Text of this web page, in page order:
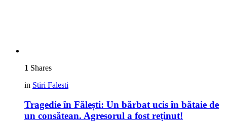
1 Shares
in Stiri Falesti
Tragedie în Fălești: Un bărbat ucis în bătaie de
un consătean. Agresorul a fost reținut!